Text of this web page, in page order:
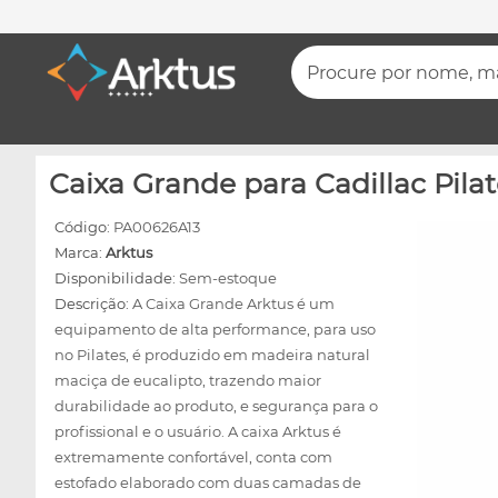
Procure por nome,
Caixa Grande para Cadillac
Código: PA00626A13
Marca: Arktus
Disponibilidade: Sem-estoque
Descrição: A Caixa Grande Arktus é um
equipamento de alta performance, para uso
no Pilates, é produzido em madeira natural
maciça de eucalipto, trazendo maior
durabilidade ao produto, e segurança para o
profissional e o usuário. A caixa Arktus é
extremamente confortável, conta com
estofado elaborado com duas camadas de